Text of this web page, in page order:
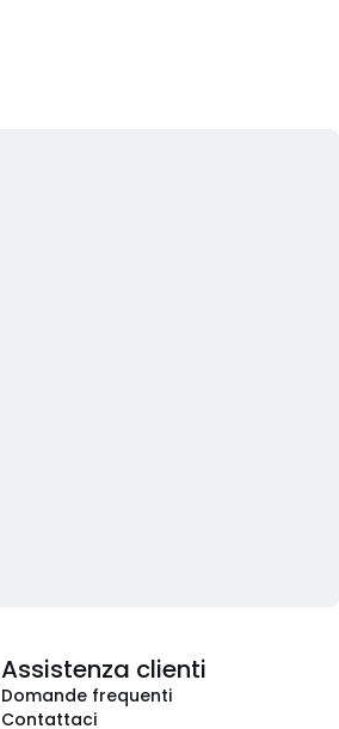
Assistenza clienti
Domande frequenti
Contattaci